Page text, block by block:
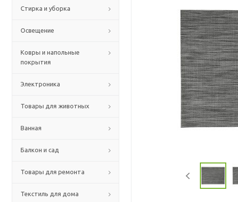
Стирка и уборка
Освещение
Ковры и напольные
покрытия
Электроника
Товары для животных
Ванная
Балкон и сад
Товары для ремонта
Текстиль для дома